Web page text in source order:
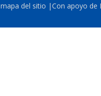
mapa del sitio |Con apoyo de